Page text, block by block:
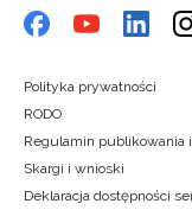
Polityka prywatności
RODO
Regulamin publikowania
Skargi i wnioski
Deklaracja dostępności